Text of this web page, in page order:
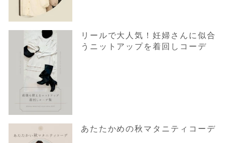
リールで大人気！妊婦さんに似合
うニットアップを着回しコーデ
あたたかめの秋マタニティコーデ